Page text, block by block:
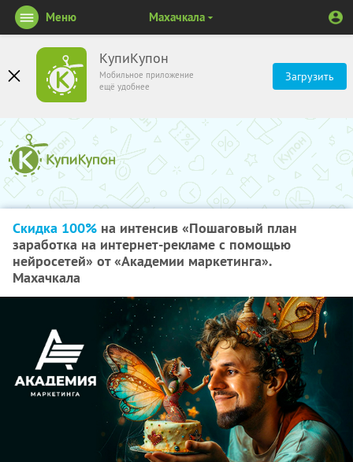
КупиКупон
Мобильное приложение
ещё удобнее
Загрузить
Меню Махачкала
Скидка 100% на интенсив «Пошаговый план
заработка на интернет-рекламе с помощью
нейросетей» от «Академии маркетинга».
Махачкала